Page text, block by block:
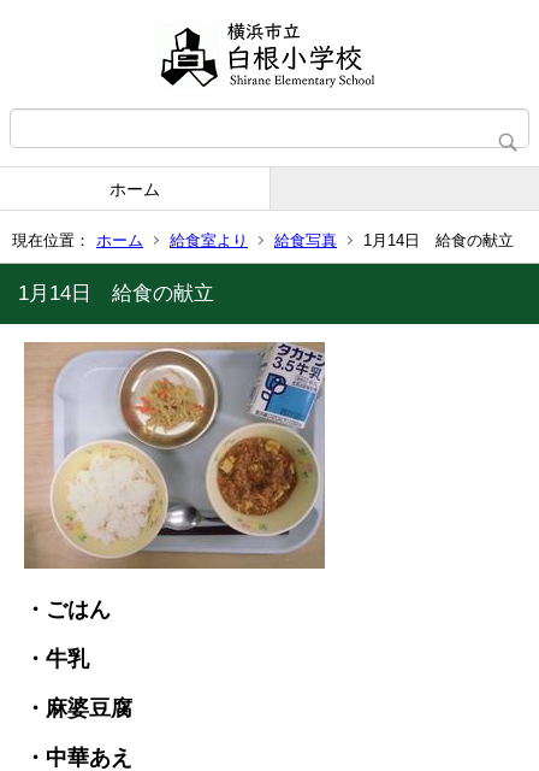
ホーム
現在位置： ホーム 給食室より 給食写真 1月14日 給食の献立
1月14日 給食の献立
・ごはん
・牛乳
・麻婆豆腐
・中華あえ